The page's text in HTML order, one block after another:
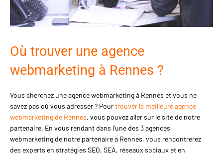
Où trouver une agence
webmarketing à Rennes ?
Vous cherchez une agence webmarketing à Rennes et vous ne
savez pas où vous adresser ? Pourtrouver la meilleure agence
webmarketing de Rennes, vous pouvez aller sur le site de notre
partenaire. En vous rendant dans l’une des 3 agences
webmarketing de notre partenaire à Rennes, vous rencontrerez
des experts en stratégies SEO, SEA, réseaux sociaux et en